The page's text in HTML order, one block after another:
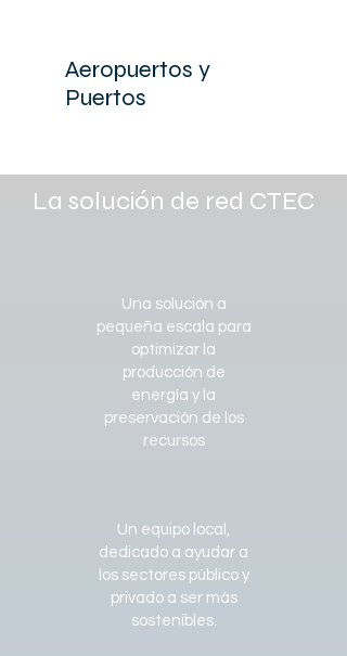
Aeropuertos y
Puertos
La solución de red CTEC
Una solución a
pequeña escala para
optimizar la
producción de
energía y la
preservación de los
recursos
Un equipo local,
dedicado a ayudar a
los sectores público y
privado a ser más
sostenibles.